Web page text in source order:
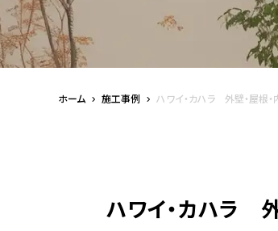
ホーム 施工事例 ハワイ・カハラ 外壁・屋根・
ハワイ・カハラ